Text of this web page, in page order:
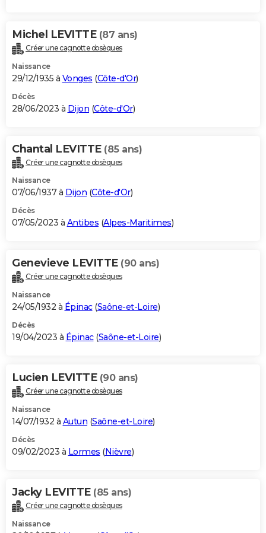
Michel LEVITTE (87 ans)
Créer une cagnotte obsèques
Naissance
29/12/1935 à Vonges (Côte-d'Or)
Décès
28/06/2023 à Dijon (Côte-d'Or)
Chantal LEVITTE (85 ans)
Créer une cagnotte obsèques
Naissance
07/06/1937 à Dijon (Côte-d'Or)
Décès
07/05/2023 à Antibes (Alpes-Maritimes)
Genevieve LEVITTE (90 ans)
Créer une cagnotte obsèques
Naissance
24/05/1932 à Épinac(Saône-et-Loire)
Décès
19/04/2023 à Épinac(Saône-et-Loire)
Lucien LEVITTE (90 ans)
Créer une cagnotte obsèques
Naissance
14/07/1932 à Autun (Saône-et-Loire)
Décès
09/02/2023 à Lormes (Nièvre)
Jacky LEVITTE (85 ans)
Créer une cagnotte obsèques
Naissance